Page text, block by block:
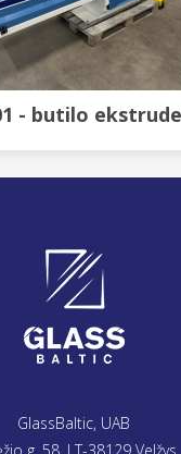
- butilo
GlassBaltic, UAB